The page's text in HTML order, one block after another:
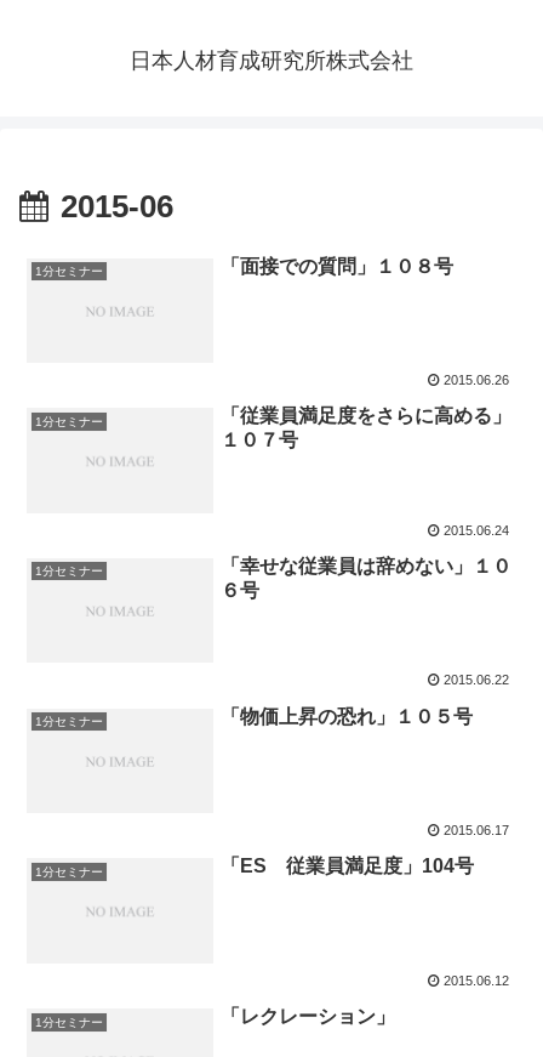
日本人材育成研究所株式会社
2015-06
1分セミナー 「面接での質問」１０８号
2015.06.26
1分セミナー
「従業員満足度をさらに高める」
１０７号
2015.06.24
1分セミナー
「幸せな従業員は辞めない」１０
６号
2015.06.22
1分セミナー 「物価上昇の恐れ」１０５号
2015.06.17
1分セミナー 「ES 従業員満足度」104号
2015.06.12
1分セミナー 「レクレーション」